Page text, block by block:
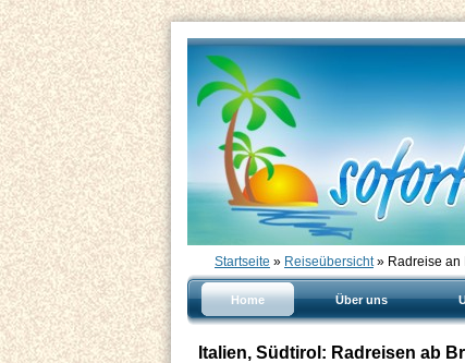
Startseite » Reiseübersicht» Radreise an
Home Über uns
Italien, Südtirol: Radreisen ab